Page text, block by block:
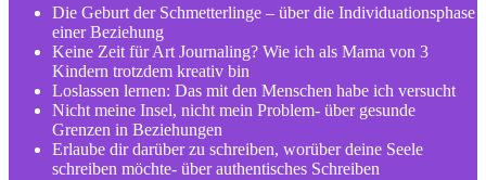
Die Geburt der Schmetterlinge – über die Individuationsphase
einer Beziehung
Keine Zeit für Art Journaling? Wie ich als Mama von 3
Kindern trotzdem kreativ bin
Loslassen lernen: Das mit den Menschen habe ich versucht
Nicht meine Insel, nicht mein Problem- über gesunde
Grenzen in Beziehungen
Erlaube dir darüber zu schreiben, worüber deine Seele
schreiben möchte- über authentisches Schreiben